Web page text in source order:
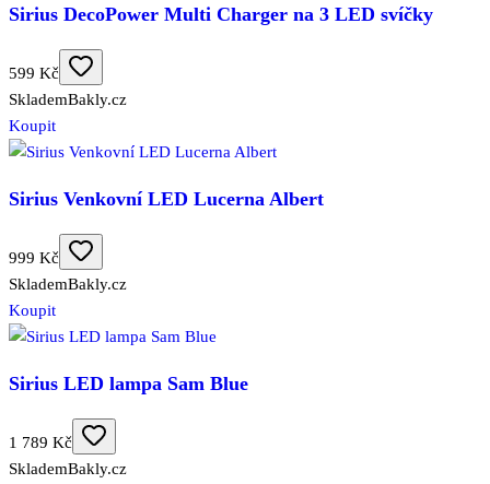
Sirius DecoPower Multi Charger na 3 LED svíčky
599 Kč
SklademBakly.cz
Koupit
Sirius Venkovní LED Lucerna Albert
999 Kč
SklademBakly.cz
Koupit
Sirius LED lampa Sam Blue
1 789 Kč
SklademBakly.cz